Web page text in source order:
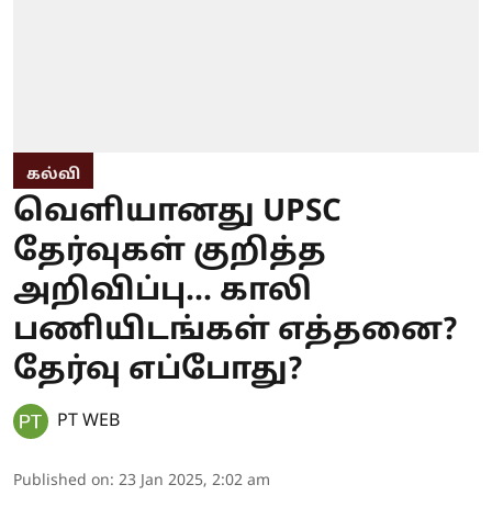
கல்வி
வெளியானது UPSC
தேர்வுகள் குறித்த
அறிவிப்பு... காலி
பணியிடங்கள் எத்தனை?
தேர்வு எப்போது?
PT WEB
Published on: 23 Jan 2025, 2:02 am